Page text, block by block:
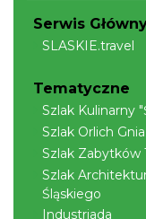
Wieczór
Mołczynie
Serwis
SLASKIE.travel
Tematyczne
Szlak Kulinarny
Szlak Orlich
Szlak Zabytków
Szlak
Śląskiego
Industriada